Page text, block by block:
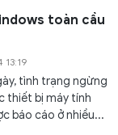
toàn cầu
13:19
tình trạng ngừng
thiết bị máy tính
báo cáo ở nhiều...